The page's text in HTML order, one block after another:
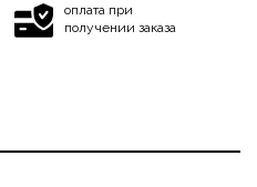
оплата при
получении заказа